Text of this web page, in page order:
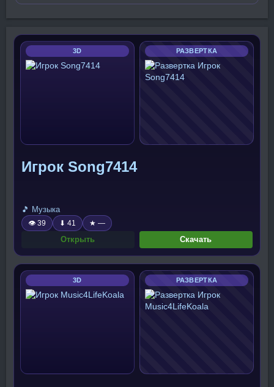
3D РАЗВЕРТКА
Игрок Song7414
🎵 Музыка
👁 39 ⬇ 41 ★ —
Открыть Скачать
3D РАЗВЕРТКА